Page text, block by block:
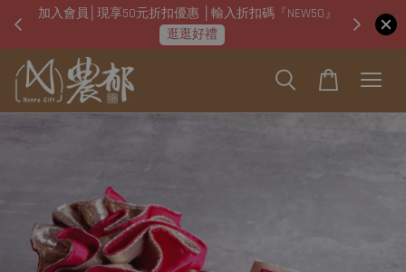
加入會員│現享50元折扣優惠 │輸入折扣碼『NEW50』
逛逛好禮
即日